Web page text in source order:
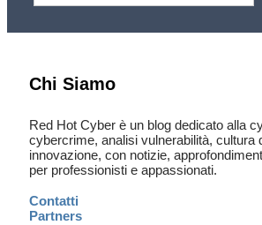
Chi Siamo
Red Hot Cyber è un blog dedicato alla
cybercrime, analisi vulnerabilità, cultura
innovazione, con notizie,
per professionisti e appassionati.
Contatti
Partners